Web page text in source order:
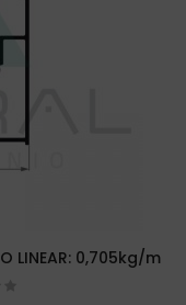
LINEAR: 0,705kg/m